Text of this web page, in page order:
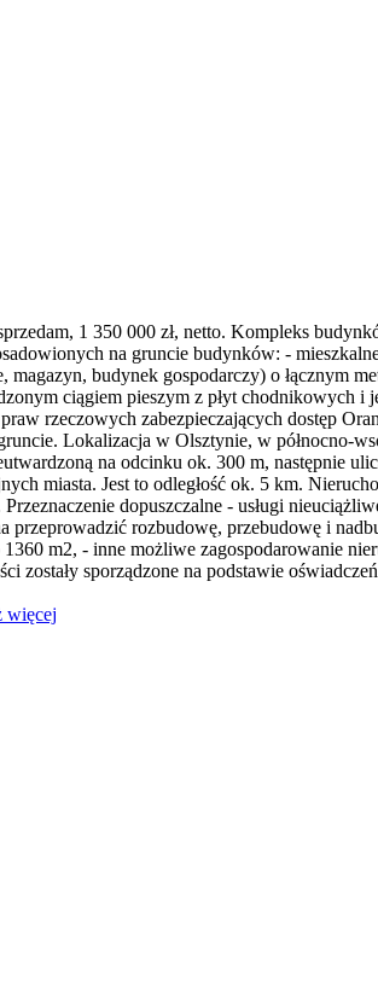
1 350 000 zł, netto. Kompleks
na gruncie budynków: -
magazyn, budynek gospodarczy) o
ciągiem pieszym z płyt chodnikowych
rzeczowych zabezpieczających dostęp
Lokalizacja w Olsztynie, w
na odcinku ok. 300 m, następnie
miasta. Jest to odległość ok. 5 km.
dopuszczalne - usługi
przeprowadzić rozbudowę, przebudowę i
m2, - inne możliwe zagospodarowanie
zostały sporządzone na podstawie
więcej